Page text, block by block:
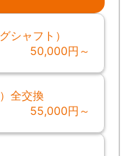
シャフト）
50,000円～
全交換
55,000円～